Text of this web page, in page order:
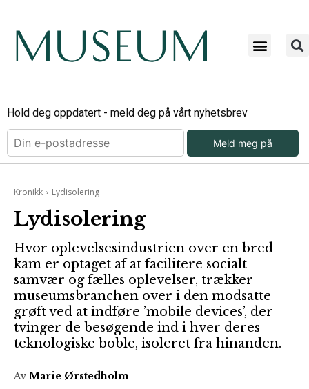
Hold deg oppdatert - meld deg på vårt nyhetsbrev
Meld meg på
Kronikk Lydisolering
Lydisolering
Hvor oplevelsesindustrien over en bred
kam er optaget af at facilitere socialt
samvær og fælles oplevelser, trækker
museumsbranchen over i den modsatte
grøft ved at indføre ’mobile devices’, der
tvinger de besøgende ind i hver deres
teknologiske boble, isoleret fra hinanden.
Av Marie Ørstedholm